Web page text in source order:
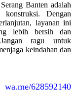
Banten adalah
Dengan
layanan ini
lebih bersih dan
ragu untuk
keindahan dan
wa.me/628592140